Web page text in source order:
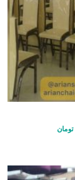
تومان